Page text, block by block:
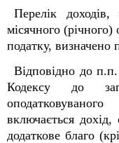
Перелік
місячного
податку, визначено
Відповідно до
Кодексу до
включається
додаткове благо